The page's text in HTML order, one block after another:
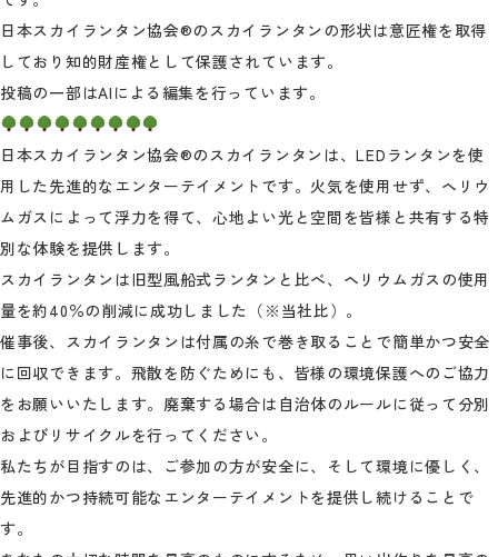
日本スカイランタン協会®のスカイランタンの形状は意匠権を取得
しており知的財産権として保護されています。
投稿の一部はAIによる編集を行っています。
日本スカイランタン協会®のスカイランタンは、LEDランタンを使
用した先進的なエンターテイメントです。火気を使用せず、ヘリウ
ムガスによって浮力を得て、心地よい光と空間を皆様と共有する特
別な体験を提供します。
スカイランタンは旧型風船式ランタンと比べ、ヘリウムガスの使用
量を約40％の削減に成功しました（※当社比）。
催事後、スカイランタンは付属の糸で巻き取ることで簡単かつ安全
に回収できます。飛散を防ぐためにも、皆様の環境保護へのご協力
をお願いいたします。廃棄する場合は自治体のルールに従って分別
およびリサイクルを行ってください。
私たちが目指すのは、ご参加の方が安全に、そして環境に優しく、
先進的かつ持続可能なエンターテイメントを提供し続けることで
す。